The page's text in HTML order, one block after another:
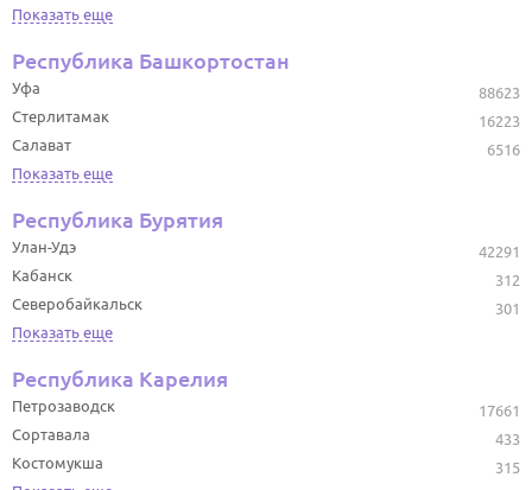
Показать еще
Республика Башкортостан
88623
Уфа
16223
Стерлитамак
6516
Салават
Показать еще
Республика Бурятия
42291
Улан-Удэ
312
Кабанск
301
Северобайкальск
Показать еще
Республика Карелия
17661
Петрозаводск
433
Сортавала
315
Костомукша